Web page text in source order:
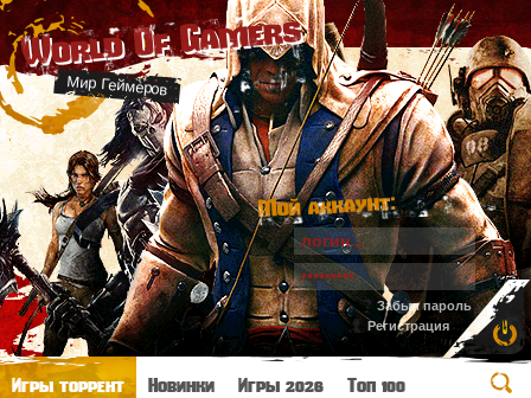
World Of Gamers
Мир Геймеров
Мой аккаунт:
Забыл пароль
Регистрация
Игры торрент Новинки Игры 2026 Топ 100